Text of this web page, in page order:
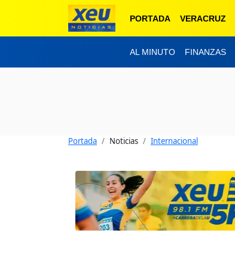
PORTADA VERACRUZ
AL MINUTO FINANZAS
Portada Noticias Internacional